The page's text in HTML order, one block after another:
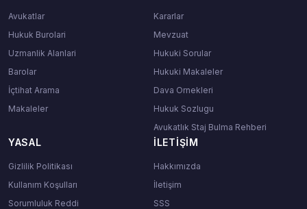
Avukatlar
Hukuk Burolari
Uzmanlik Alanlari
Barolar
İçtihat Arama
Makaleler
Kararlar
Mevzuat
Hukuki Sorular
Hukuki Makaleler
Dava Ornekleri
Hukuk Sozlugu
Avukatlık Staj Bulma Rehberi
YASAL
Gizlilik Politikası
Kullanım Koşulları
Sorumluluk Reddi
İLETIŞIM
Hakkımızda
İletişim
SSS